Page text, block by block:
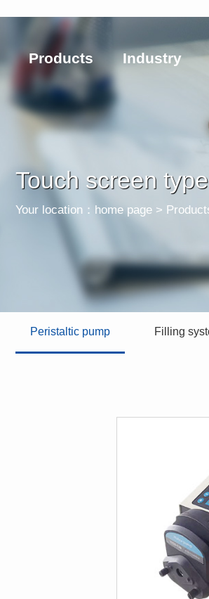
Touch screen type
Your location： home page >
Products Industry
Peristaltic pump Filling